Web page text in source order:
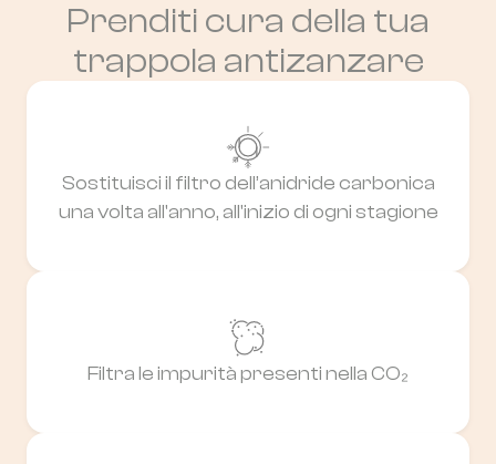
Prenditi cura della tua
trappola antizanzare
Sostituisci il filtro dell’anidride carbonica
una volta all'anno, all'inizio di ogni stagione
Filtra le impurità presenti nella CO₂